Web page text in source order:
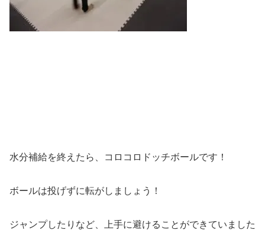
水分補給を終えたら、コロコロドッチボールです！
ボールは投げずに転がしましょう！
ジャンプしたりなど、上手に避けることができていました